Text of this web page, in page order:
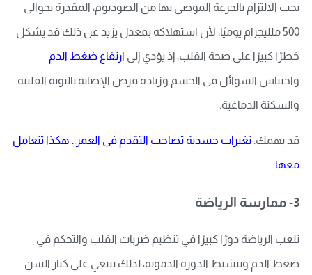
يجب الالتزام بالجرعة الموصى بها من الصوديوم، المقدرة بحوالي
500 ملليجرام يوميًا، لأن استهلاكه بمعدل يزيد عن ذلك قد يشكل
خطرًا كبيرًا على صحة القلب، إذ يؤدي إلى ارتفاع ضغط الدم
واحتباس السوائل في الجسم وزيادة فرص الإصابة بالنوبة القلبية
والسكتة الدماغية.
قد يهمك: تغيرات جسدية تصاحب التقدم في العمر.. هكذا تتعامل
معها
3- ممارسة الرياضة
تلعب الرياضة دورًا كبيرًا في تنظيم ضربات القلب والتحكم في
ضغط الدم وتنشيط الدورة الدموية، لذلك ينبغي على كبار السن